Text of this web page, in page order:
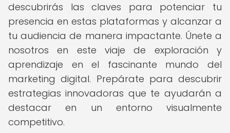
descubrirás las claves para potenciar tu
presencia en estas plataformas y alcanzar a
tu audiencia de manera impactante. Únete a
nosotros en este viaje de exploración y
aprendizaje en el fascinante mundo del
marketing digital. Prepárate para descubrir
estrategias innovadoras que te ayudarán a
destacar en un entorno visualmente
competitivo.